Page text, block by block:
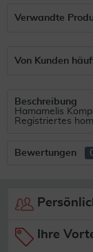
Verwandte
Von Kunden
Beschreibung
Hamamelis
Registriertes
Bewertungen
Ihre